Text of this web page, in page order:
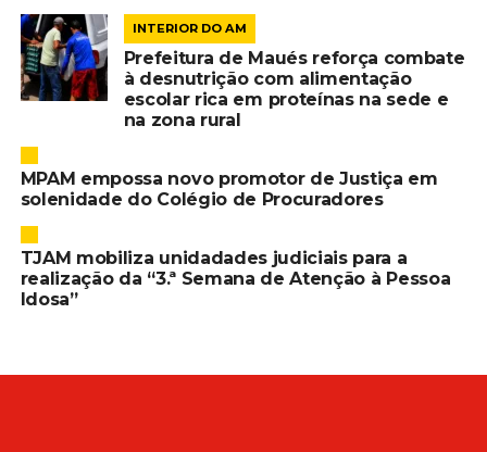
INTERIOR DO AM
Prefeitura de Maués reforça combate
à desnutrição com alimentação
escolar rica em proteínas na sede e
na zona rural
MPAM empossa novo promotor de Justiça em
solenidade do Colégio de Procuradores
TJAM mobiliza unidadades judiciais para a
realização da “3.ª Semana de Atenção à Pessoa
Idosa”